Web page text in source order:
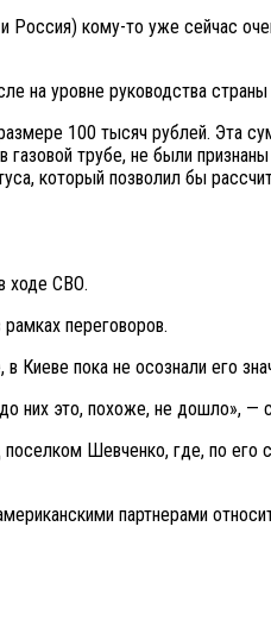
Россия) кому-то уже сейчас
на уровне руководства страны
100 тысяч рублей. Эта
газовой трубе, не были
который позволил бы
ходе СВО.
переговоров.
Киеве пока не осознали его
них это, похоже, не дошло», —
Шевченко, где, по его
партнерами